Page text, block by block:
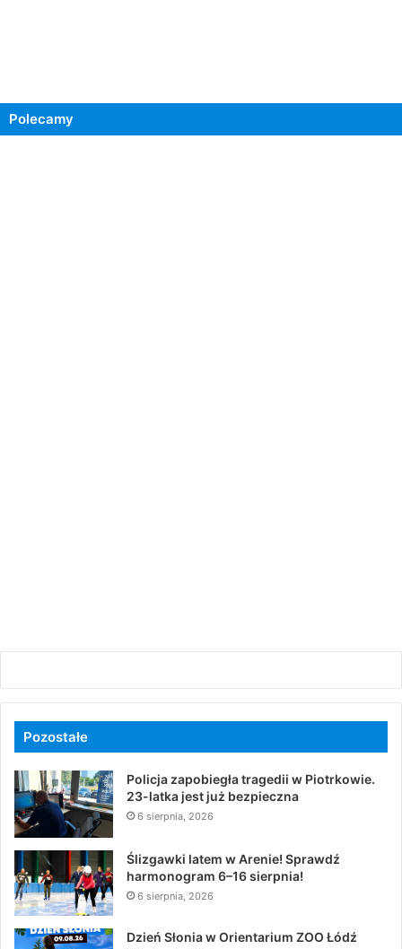
Polecamy
Pozostałe
Policja zapobiegła tragedii w Piotrkowie.
23-latka jest już bezpieczna
6 sierpnia, 2026
Ślizgawki latem w Arenie! Sprawdź
harmonogram 6–16 sierpnia!
6 sierpnia, 2026
Dzień Słonia w Orientarium ZOO Łódź